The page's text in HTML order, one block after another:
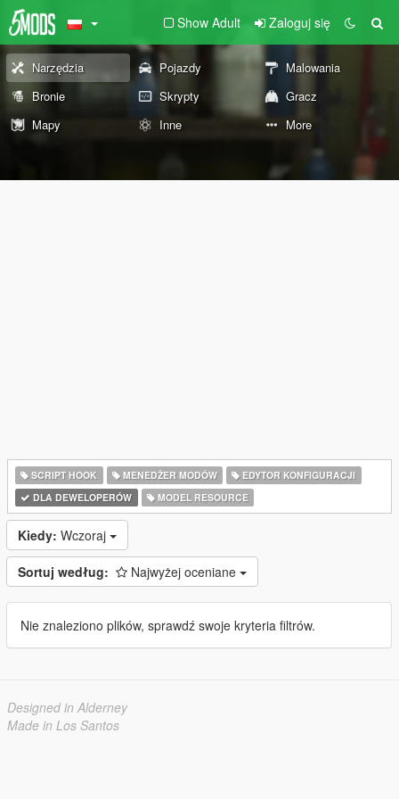
Show Adult Zaloguj się
Narzędzia Pojazdy
Malowania
Bronie
Skrypty
Gracz
Mapy
Inne More
SCRIPT HOOK MENEDŻER MODÓW
EDYTOR KONFIGURACJI
DLA DEWELOPERÓW
MODEL RESOURCE
Kiedy: Wczoraj
Sortuj według: Najwyżej oceniane
Nie znaleziono plików, sprawdź swoje kryteria filtrów.
Designed in Alderney
Made in Los Santos